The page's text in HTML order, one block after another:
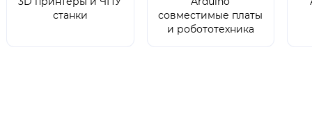
станки
совместимые платы
и робототехника